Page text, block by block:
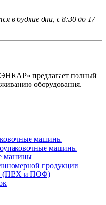
в будние дни, с 8:30 до 17
предлагает полный
оборудования.
машины
машины
машины
продукции
(ПВХ и ПОФ)